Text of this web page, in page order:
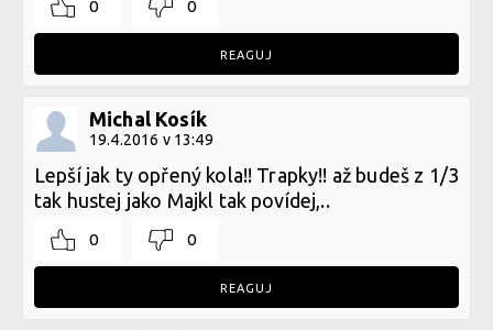
0 0
REAGUJ
Michal Kosík
19.4.2016 v 13:49
Lepší jak ty opřený kola!! Trapky!! až budeš z 1/3
tak hustej jako Majkl tak povídej,..
0 0
REAGUJ